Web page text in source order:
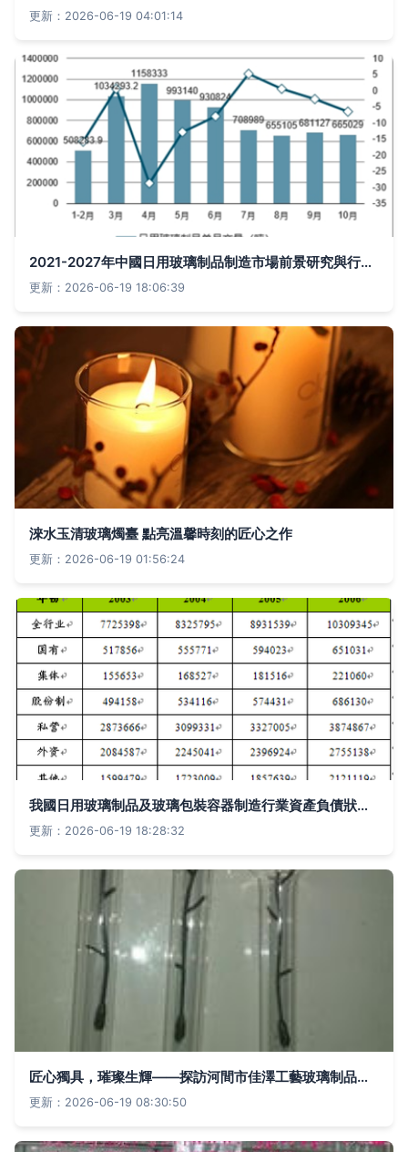
更新：2026-06-19 04:01:14
2021-2027年中國日用玻璃制品制造市場前景研究與行業前景預測報告
更新：2026-06-19 18:06:39
淶水玉清玻璃燭臺 點亮溫馨時刻的匠心之作
更新：2026-06-19 01:56:24
我國日用玻璃制品及玻璃包裝容器制造行業資產負債狀況分析
更新：2026-06-19 18:28:32
匠心獨具，璀璨生輝——探訪河間市佳澤工藝玻璃制品廠與日用玻璃制品行業
更新：2026-06-19 08:30:50